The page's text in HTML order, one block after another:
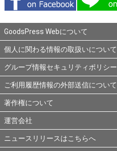
GoodsPress Webについて
個人に関わる情報の取扱いについて
グループ情報セキュリティポリシー
ご利用履歴情報の外部送信について
著作権について
運営会社
ニュースリリースはこちらへ